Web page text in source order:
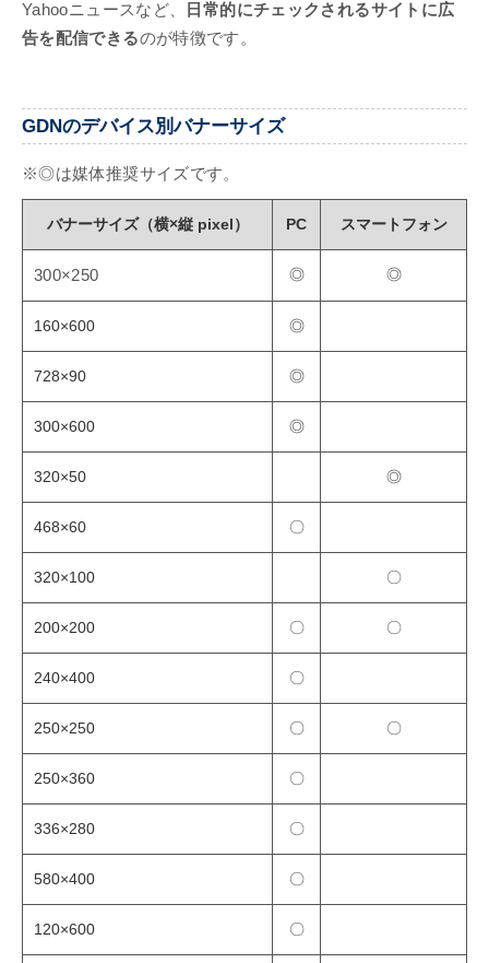
Yahooニュースなど、
日常的にチェックされるサイトに広
告を配信できるのが特徴です。
GDNのデバイス別バナーサイズ
※◎は媒体推奨サイズです。
バナーサイズ（横×縦 pixel） PC スマートフォン
300×250 ◎ ◎
160×600 ◎
728×90 ◎
300×600 ◎
320×50 ◎
468×60 〇
320×100 〇
200×200 〇 〇
240×400 〇
250×250 〇 〇
250×360 〇
336×280 〇
580×400 〇
120×600 〇